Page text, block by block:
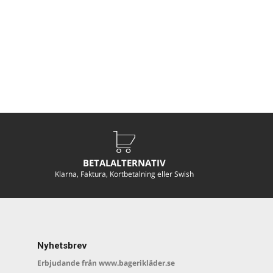
BETALALTERNATIV
Klarna, Faktura, Kortbetalning eller Swish
Nyhetsbrev
Erbjudande från www.bagerikläder.se